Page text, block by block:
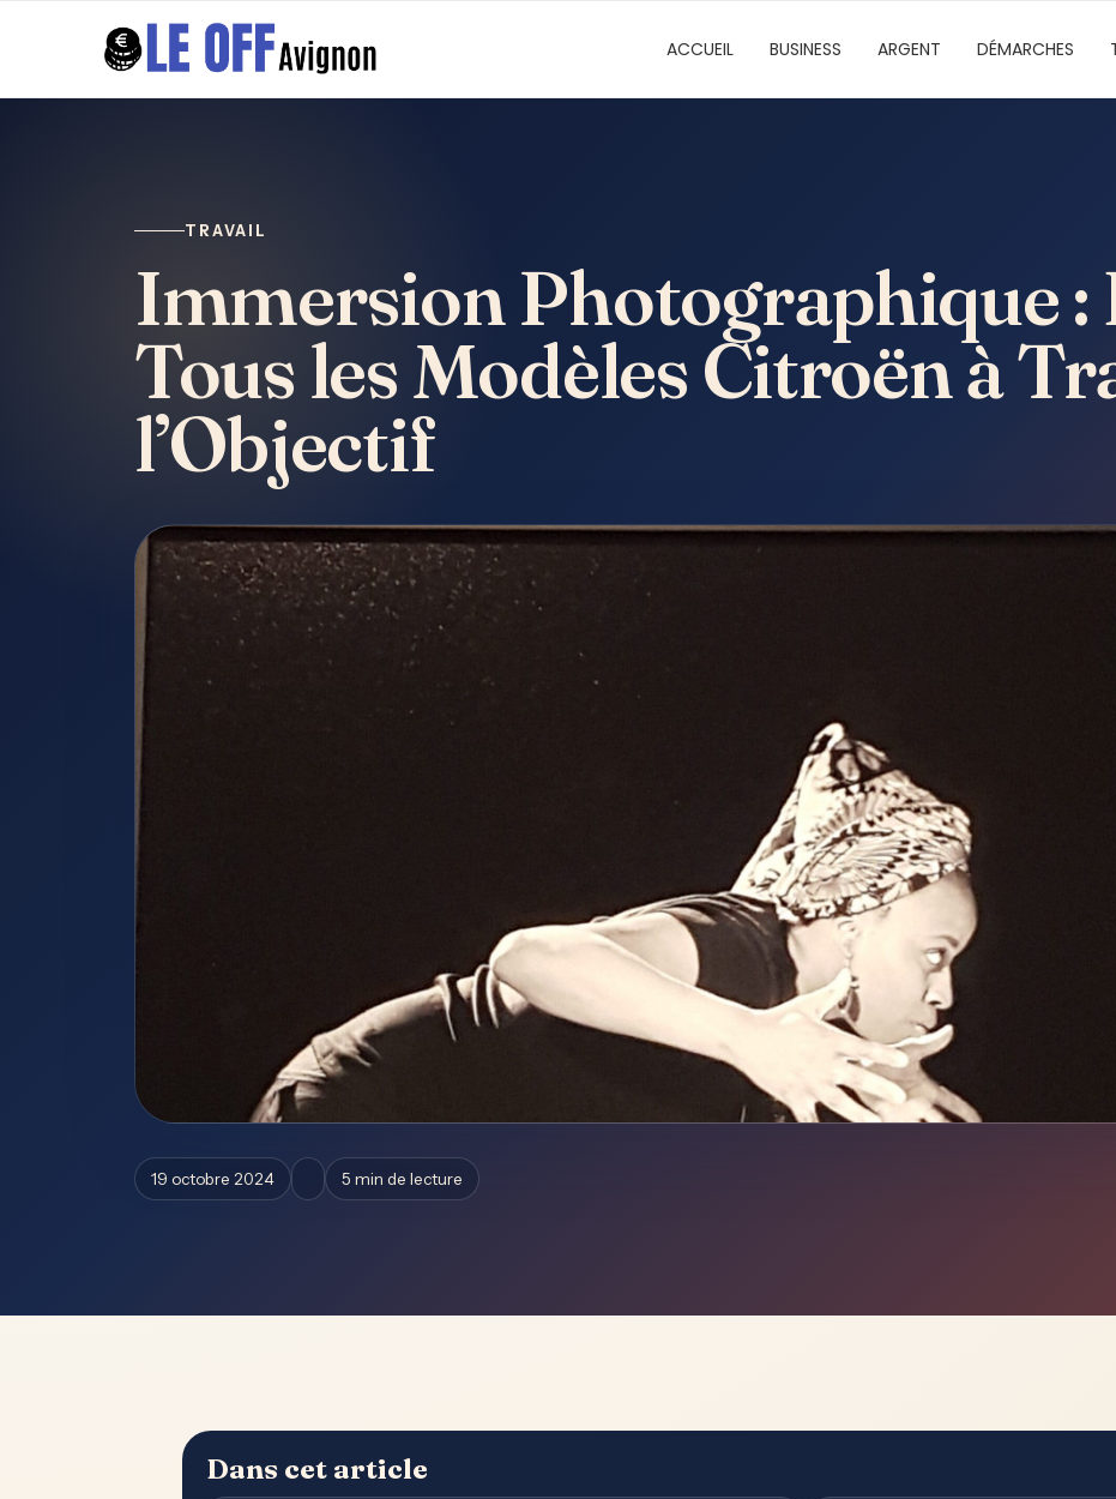
ACCUEIL BUSINESS ARGENT DÉMARCHES
TRAVAIL
Immersion Photographique :
Tous les Modèles Citroën à
l’Objectif
19 octobre 2024 5 min de lecture
Dans cet article